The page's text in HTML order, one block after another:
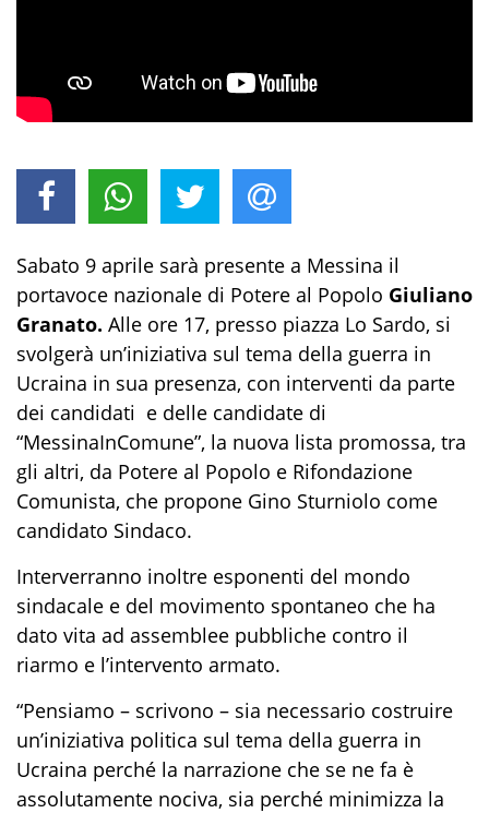
Sabato 9 aprile sarà presente a Messina il
portavoce nazionale di Potere al Popolo Giuliano
Granato. Alle ore 17, presso piazza Lo Sardo, si
svolgerà un’iniziativa sul tema della guerra in
Ucraina in sua presenza, con interventi da parte
dei candidati e delle candidate di
“MessinaInComune”, la nuova lista promossa, tra
gli altri, da Potere al Popolo e Rifondazione
Comunista, che propone Gino Sturniolo come
candidato Sindaco.
Interverranno inoltre esponenti del mondo
sindacale e del movimento spontaneo che ha
dato vita ad assemblee pubbliche contro il
riarmo e l’intervento armato.
“Pensiamo – scrivono – sia necessario costruire
un’iniziativa politica sul tema della guerra in
Ucraina perché la narrazione che se ne fa è
assolutamente nociva, sia perché minimizza la